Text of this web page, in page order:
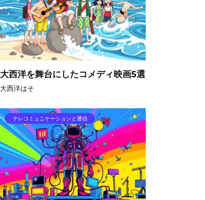
大西洋を舞台にしたコメディ映画5選
大西洋はそ
テレコミュニケーションと通信